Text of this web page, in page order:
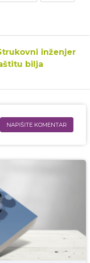
inženjer
bilja
NAPIŠITE KOMENTAR